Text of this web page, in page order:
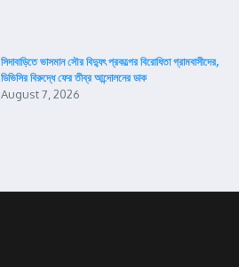
সিদাবাড়িতে ভাসমান সৌর বিদ্যুৎ প্রকল্পের বিরোধিতা গ্রামবাসীদের,
ডিভিসির বিরুদ্ধে ফের তীব্র আন্দোলনের ডাক
August 7, 2026